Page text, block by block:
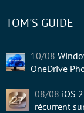
TOM'S GUIDE
10/08
OneDrive
08/08 iOS
récurrent